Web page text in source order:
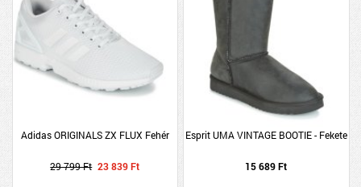
Adidas ORIGINALS ZX FLUX Fehér
29 799 Ft 23 839 Ft
Esprit UMA VINTAGE BOOTIE - Fekete
15 689 Ft